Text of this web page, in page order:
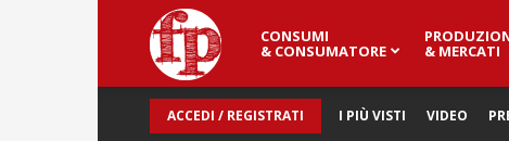
Fresh
Point
CONSUMI
& CONSUMATORE & MERCATI
ACCEDI / REGISTRATI I PIÙ VISTI VIDEO